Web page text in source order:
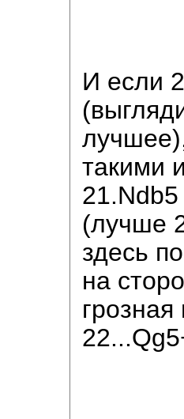
И если
такими
(лучше
здесь
на